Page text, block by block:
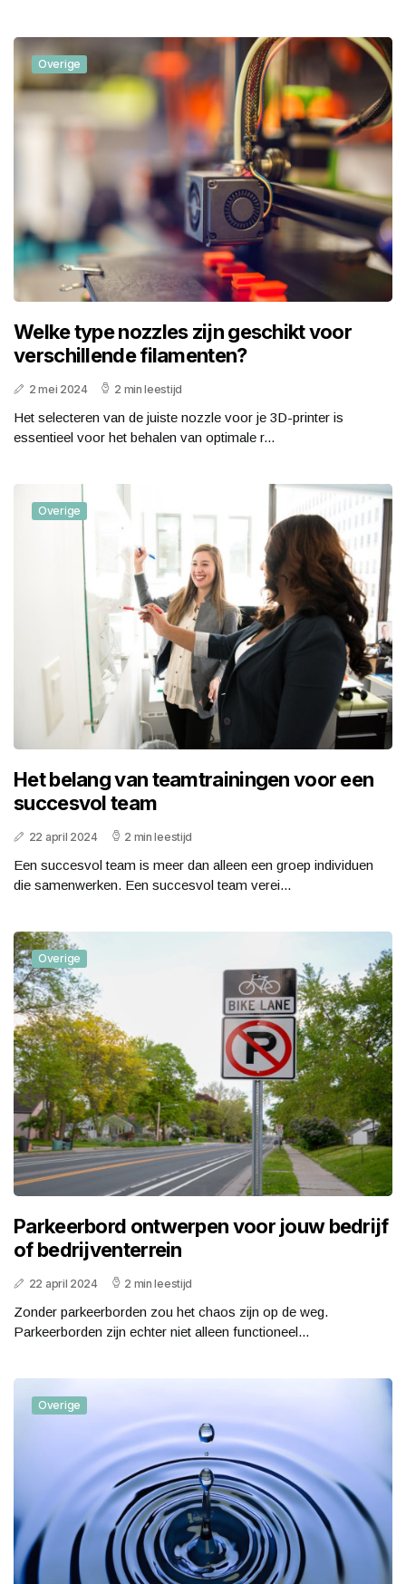
Overige
Welke type nozzles zijn geschikt voor
verschillende filamenten?
2 mei 2024 2 min leestijd
Het selecteren van de juiste nozzle voor je 3D-printer is
essentieel voor het behalen van optimale r...
Overige
Het belang van teamtrainingen voor een
succesvol team
22 april 2024 2 min leestijd
Een succesvol team is meer dan alleen een groep individuen
die samenwerken. Een succesvol team verei...
Overige
Parkeerbord ontwerpen voor jouw bedrijf
of bedrijventerrein
22 april 2024 2 min leestijd
Zonder parkeerborden zou het chaos zijn op de weg.
Parkeerborden zijn echter niet alleen functioneel...
Overige